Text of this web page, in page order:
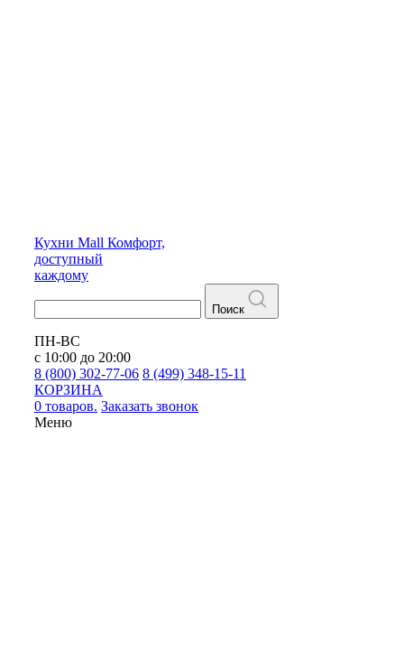
Кухни Mall Комфорт,
доступный
каждому
Поиск
ПН-ВС
с 10:00 до 20:00
8 (800) 302-77-06 8 (499) 348-15-11
КОРЗИНА
0 товаров. Заказать звонок
Меню